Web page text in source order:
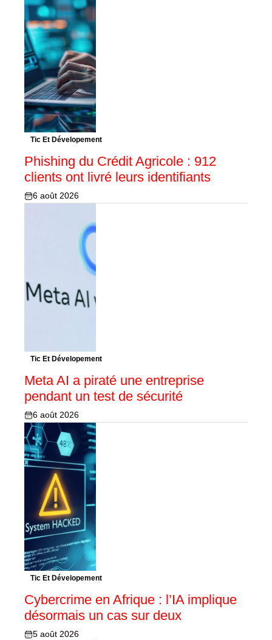
Tic Et Dévelopement
Phishing du Crédit Agricole : 912
clients ont livré leurs identifiants
6 août 2026
Tic Et Dévelopement
Meta AI a piraté une entreprise
pendant un test de sécurité
6 août 2026
Tic Et Dévelopement
Cybercrime en Afrique : l’IA implique
désormais un cas sur deux
5 août 2026